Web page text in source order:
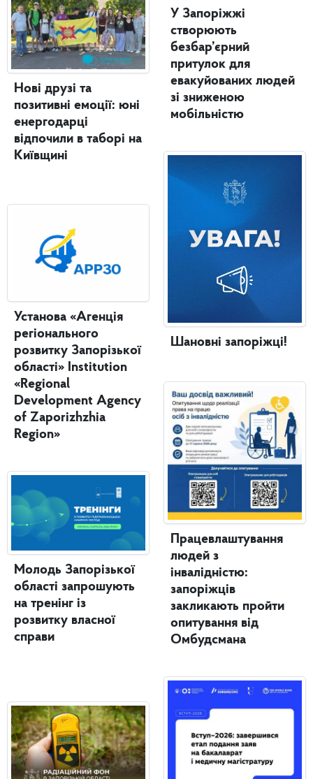
Нові друзі та
позитивні емоції: юні
енергодарці
відпочили в таборі на
Київщині
Установа «Агенція
регіонального
розвитку Запорізької
області» Institution
«Regional
Development Agency
of Zaporizhzhia
Region»
Молодь Запорізької
області запрошують
на тренінг із
розвитку власної
справи
У Запоріжжі
створюють
безбар’єрний
притулок для
евакуйованих людей
зі зниженою
мобільністю
Шановні запоріжці!
Працевлаштування
людей з
інвалідністю:
запоріжців
закликають пройти
опитування від
Омбудсмана